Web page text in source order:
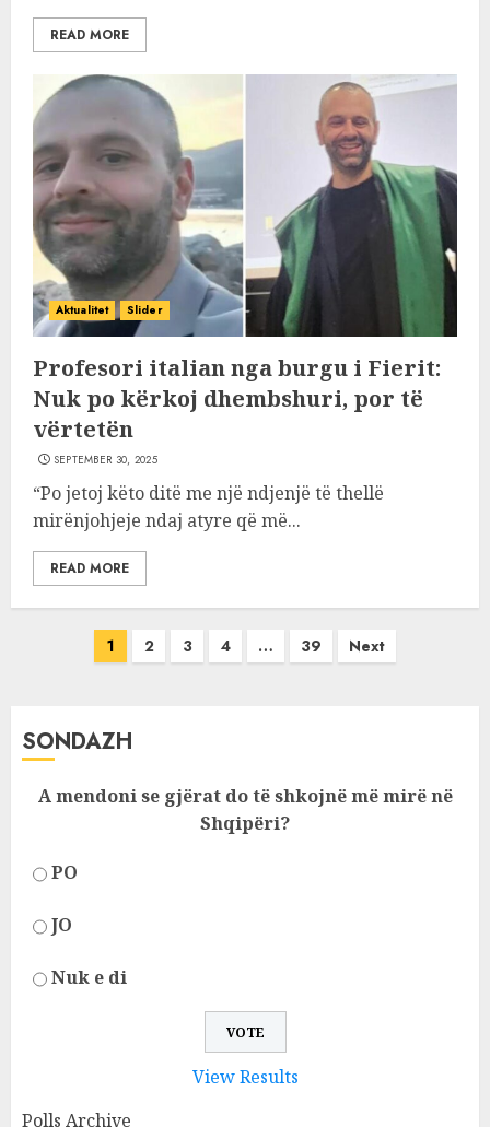
READ MORE
Aktualitet Slider
Profesori italian nga burgu i Fierit:
Nuk po kërkoj dhembshuri, por të
vërtetën
SEPTEMBER 30, 2025
“Po jetoj këto ditë me një ndjenjë të thellë
mirënjohjeje ndaj atyre që më...
READ MORE
1 2 3 4 … 39 Next
SONDAZH
A mendoni se gjërat do të shkojnë më mirë në
Shqipëri?
PO
JO
Nuk e di
View Results
Polls Archive